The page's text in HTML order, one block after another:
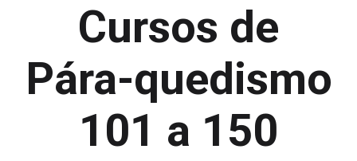
Cursos de
Pára-quedismo
101 a 150